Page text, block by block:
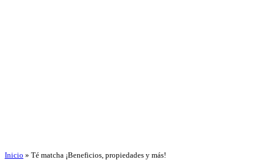
Inicio » Té matcha ¡Beneficios, propiedades y más!